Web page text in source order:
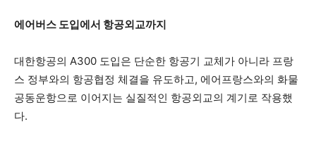
에어버스 도입에서 항공외교까지
대한항공의 A300 도입은 단순한 항공기 교체가 아니라 프랑
스 정부와의 항공협정 체결을 유도하고, 에어프랑스와의 화물
공동운항으로 이어지는 실질적인 항공외교의 계기로 작용했
다.